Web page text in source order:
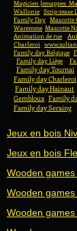
Magicien Jemappes
Wallonie Strip-tease
Family Day Mascotte
Waremme Mascotte
Animation de rue
Charleroi
Family day Belgique
Family day Liège
Family day Tournai
Family day Charleroi
Family day Hainaut
Gembloux Family
Family day Seraing
Jeux en bois
Jeux en bois
Wooden games
Wooden
Wooden